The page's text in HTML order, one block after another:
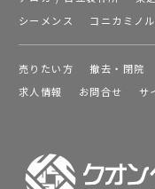
シーメンス
コニカミノ
売りたい方 撤去・閉院
求人情報
お問合せ サ